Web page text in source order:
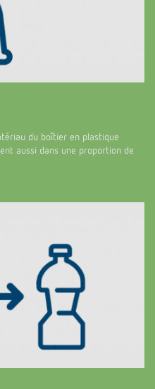
du boîtier en plastique
aussi dans une proportion de